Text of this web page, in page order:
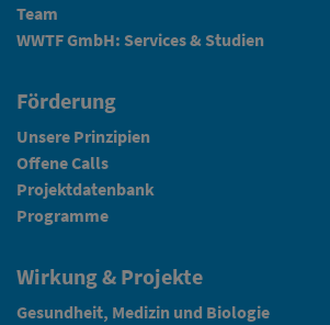
Team
WWTF GmbH: Services & Studien
Förderung
Unsere Prinzipien
Offene Calls
Projektdatenbank
Programme
Wirkung & Projekte
Gesundheit, Medizin und Biologie